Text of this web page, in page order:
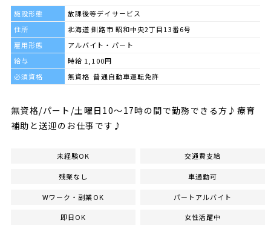
施設形態
放課後等デイサービス
住所
北海道 釧路市 昭和中央2丁目13番6号
雇用形態
アルバイト・パート
給与
時給 1,100円
必須資格
無資格 普通自動車運転免許
無資格/パート/土曜日10～17時の間で勤務できる方♪療育
補助と送迎のお仕事です♪
未経験OK 交通費支給
残業なし 車通勤可
Wワーク・副業OK パートアルバイト
即日OK 女性活躍中